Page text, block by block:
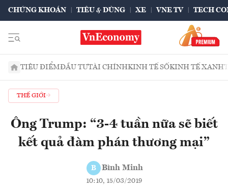
CHỨNG KHOÁN TIÊU & DÙNG XE VNE TV TECH
TIÊU ĐIỂMĐẦU TƯTÀI CHÍNHKINH TẾ SỐKINH TẾ XANH
THẾ GIỚI
Ông Trump: “3-4 tuần nữa sẽ biết
kết quả đàm phán thương mại”
B Bình Minh
10:10, 15/03/2019